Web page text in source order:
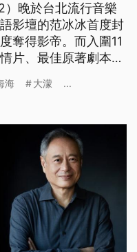
晚於台北流行音樂
影壇的范冰冰首度封
奪得影帝。而入圍11
片、最佳原著劇本、
海 大濛 ...